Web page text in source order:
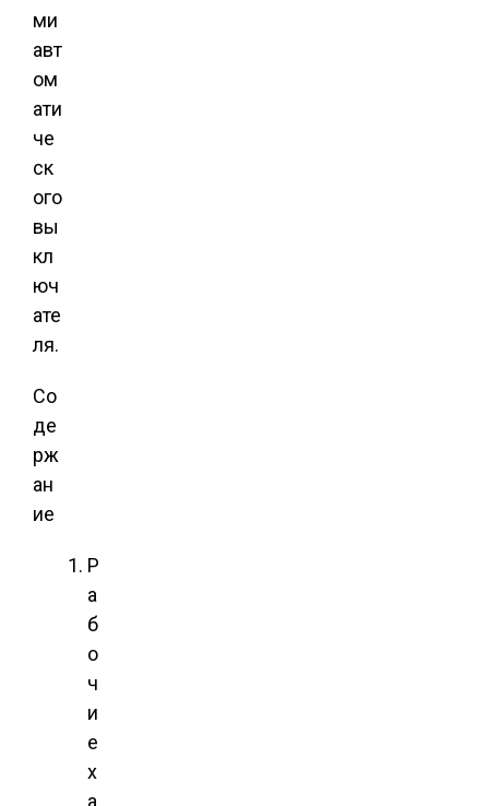
ми
авт
ом
ати
че
ск
ого
вы
кл
юч
ате
ля.
Со
де
рж
ан
ие
Р
а
б
о
ч
и
е
х
а